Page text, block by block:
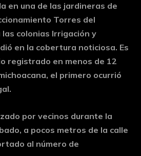
en una de las jardineras de
Torres del
colonias Irrigación y
en la cobertura noticiosa. Es
registrado en menos de 12
el primero ocurrió
por vecinos durante la
a pocos metros de la calle
al número de